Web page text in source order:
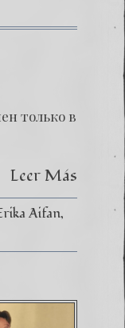
только в
Leer Más
Aifan